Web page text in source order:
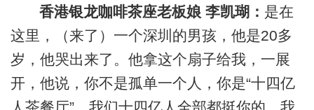
香港银龙咖啡茶座老板娘 李凯瑚： 是在
这里，（来了）一个深圳的男孩，他是20多
岁，他哭出来了。他拿这个扇子给我，一展
开，他说，你不是孤单一个人，你是“十四亿
人茶餐厅”，我们十四亿人全部都挺你的。我